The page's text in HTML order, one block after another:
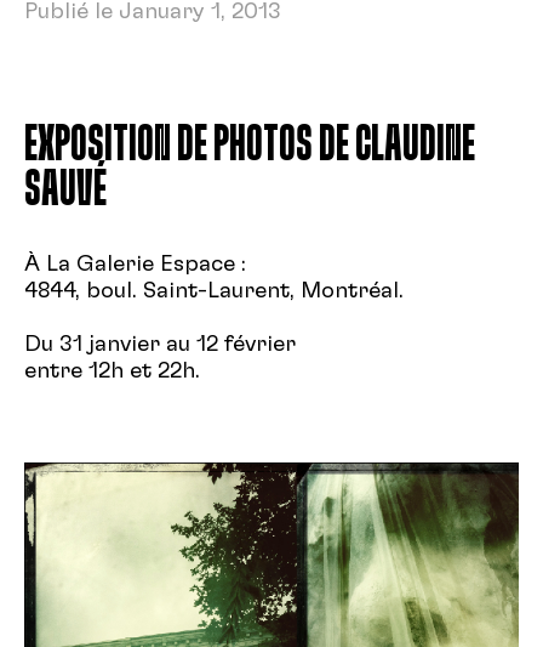
Publié le January 1, 2013
EXPOSITION DE PHOTOS DE CLAUDINE
SAUVÉ
À La Galerie Espace :
4844, boul. Saint-Laurent, Montréal.
Du 31 janvier au 12 février
entre 12h et 22h.